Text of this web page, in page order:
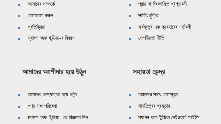
আমাদের সম্পর্কে
যোগাযোগ করুন
প্রতিক্রিয়া
ম্যাপস অফ ইন্ডিয়া-র বিবরণ
প্রায়শই জিজ্ঞাসিত প্রশ্নাবলী
সার্ফিং চুক্তি
সর্বস্বত্ত্ব এবং ব্যবহারের শর্তাবলী
গোপনীয়তা নীতি
আমাদের অংশীদার হয়ে উঠুন
আমাদের উদ্যোক্তা হয়ে উঠুন
পণ্য এবং পরিষেবা
ম্যাপস অফ ইন্ডিয়া- তে বিজ্ঞাপন দিন
সহায়তা কেন্দ্র
আমাদের সাথে যোগসূত্র
মানচিত্রের প্রস্তাব
ম্যাপস অফ ইন্ডিয়া নেটওয়ার্ক সাইটস